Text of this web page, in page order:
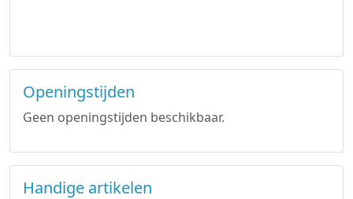
Openingstijden
Geen openingstijden beschikbaar.
Handige artikelen